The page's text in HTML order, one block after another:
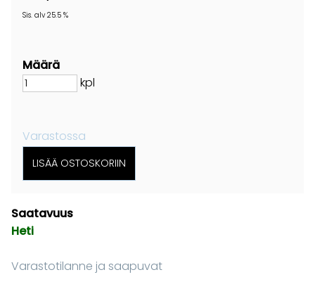
Sis. alv 25.5 %
Määrä
kpl
Varastossa
Saatavuus
Heti
Varastotilanne ja saapuvat